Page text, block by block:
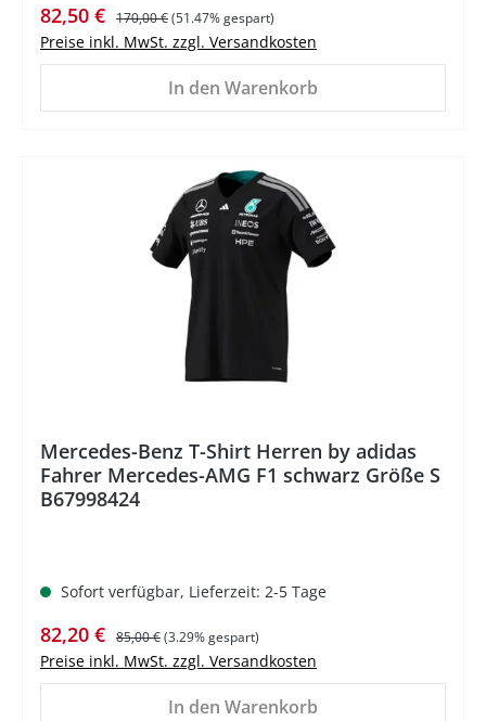
Verkaufspreis:
82,50 € Regulärer Preis:
170,00 €(51.47% gespart)
Preise inkl. MwSt. zzgl. Versandkosten
In den Warenkorb
Mercedes-Benz T-Shirt Herren by adidas
Fahrer Mercedes-AMG F1 schwarz Größe S
B67998424
Sofort verfügbar, Lieferzeit: 2-5 Tage
Verkaufspreis:
82,20 € Regulärer Preis:
85,00 €(3.29% gespart)
Preise inkl. MwSt. zzgl. Versandkosten
In den Warenkorb